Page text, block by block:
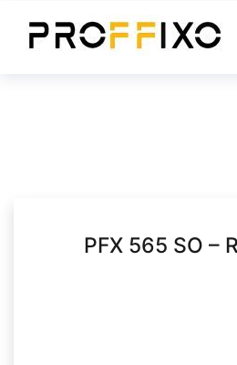
PFX 565 SO –